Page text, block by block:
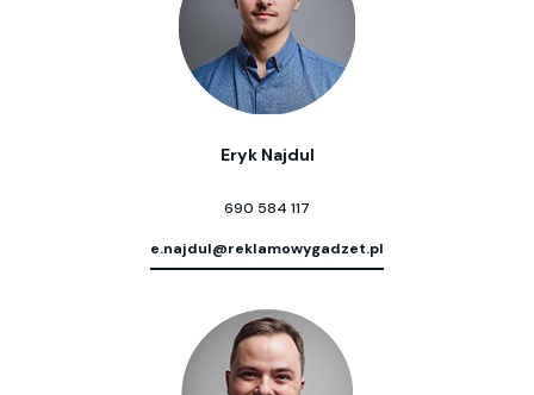
Eryk Najdul
690 584 117
e.najdul@reklamowygadzet.pl